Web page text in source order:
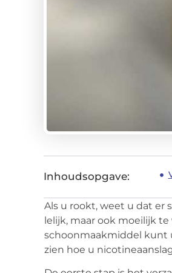
Inhoudsopgave:
Als u rookt, weet u dat er
lelijk, maar ook moeilijk
schoonmaakmiddel kunt
zien hoe u